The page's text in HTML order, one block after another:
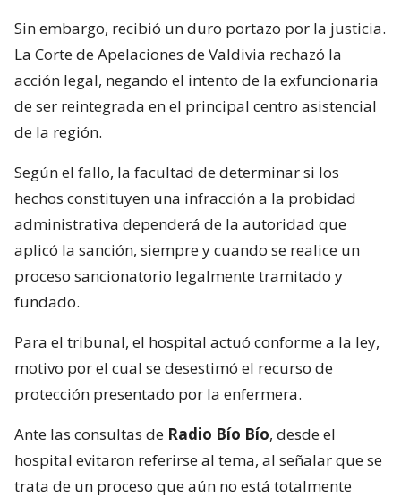
Sin embargo, recibió un duro portazo por la justicia.
La Corte de Apelaciones de Valdivia rechazó la
acción legal, negando el intento de la exfuncionaria
de ser reintegrada en el principal centro asistencial
de la región.
Según el fallo, la facultad de determinar si los
hechos constituyen una infracción a la probidad
administrativa dependerá de la autoridad que
aplicó la sanción, siempre y cuando se realice un
proceso sancionatorio legalmente tramitado y
fundado.
Para el tribunal, el hospital actuó conforme a la ley,
motivo por el cual se desestimó el recurso de
protección presentado por la enfermera.
Ante las consultas de Radio Bío Bío, desde el
hospital evitaron referirse al tema, al señalar que se
trata de un proceso que aún no está totalmente